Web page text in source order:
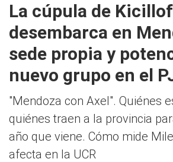
La cúpula de Kicillof
desembarca en
sede propia y
nuevo grupo en el
"Mendoza con Axel". Quiénes
quiénes traen a la provincia
año que viene. Cómo mide
afecta en la UCR